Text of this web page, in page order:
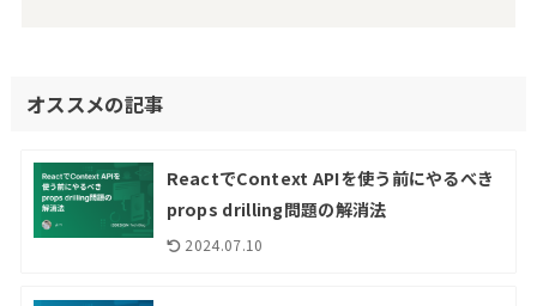
オススメの記事
ReactでContext APIを使う前にやるべき
props drilling問題の解消法
2024.07.10